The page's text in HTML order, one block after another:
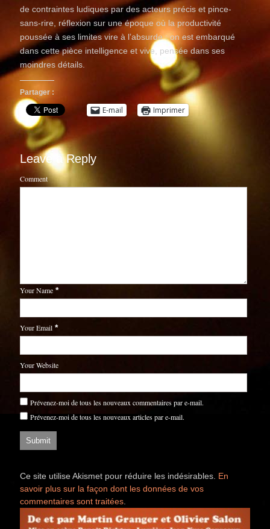
de contraintes ludiques par des acteurs précis et pince-
sans-rire, réflexion sur une époque où la productivité
poussée à ses limites vire à l’absurde : on est embarqué
dans cette pièce intelligence et vive, pensée dans ses
moindres détails.
Partager :
E-mail Imprimer
Leave a Reply
Comment
Your Name *
Your Email *
Your Website
Prévenez-moi de tous les nouveaux commentaires par e-mail.
Prévenez-moi de tous les nouveaux articles par e-mail.
Ce site utilise Akismet pour réduire les indésirables. En
savoir plus sur la façon dont les données de vos
commentaires sont traitées